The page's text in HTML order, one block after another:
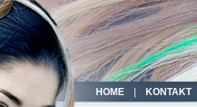
HOME| KONTAKT